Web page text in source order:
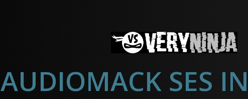
AUDIOMACK SES